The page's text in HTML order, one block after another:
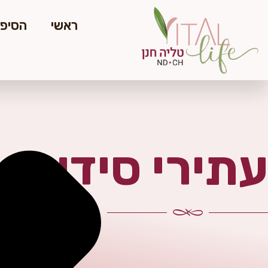
ראשי
עתירי סידן